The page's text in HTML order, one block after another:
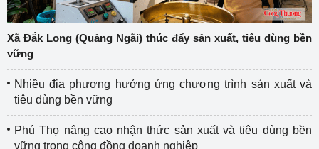
Xã Đắk Long (Quảng Ngãi) thúc đẩy sản xuất, tiêu dùng bền
vững
Nhiều địa phương hưởng ứng chương trình sản xuất và
tiêu dùng bền vững
Phú Thọ nâng cao nhận thức sản xuất và tiêu dùng bền
vững trong cộng đồng doanh nghiệp